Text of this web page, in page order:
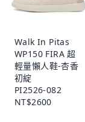
Walk In Pitas
WP150 FIRA 超
輕量懶人鞋-杏香
初綻
PI2526-082
NT$2600